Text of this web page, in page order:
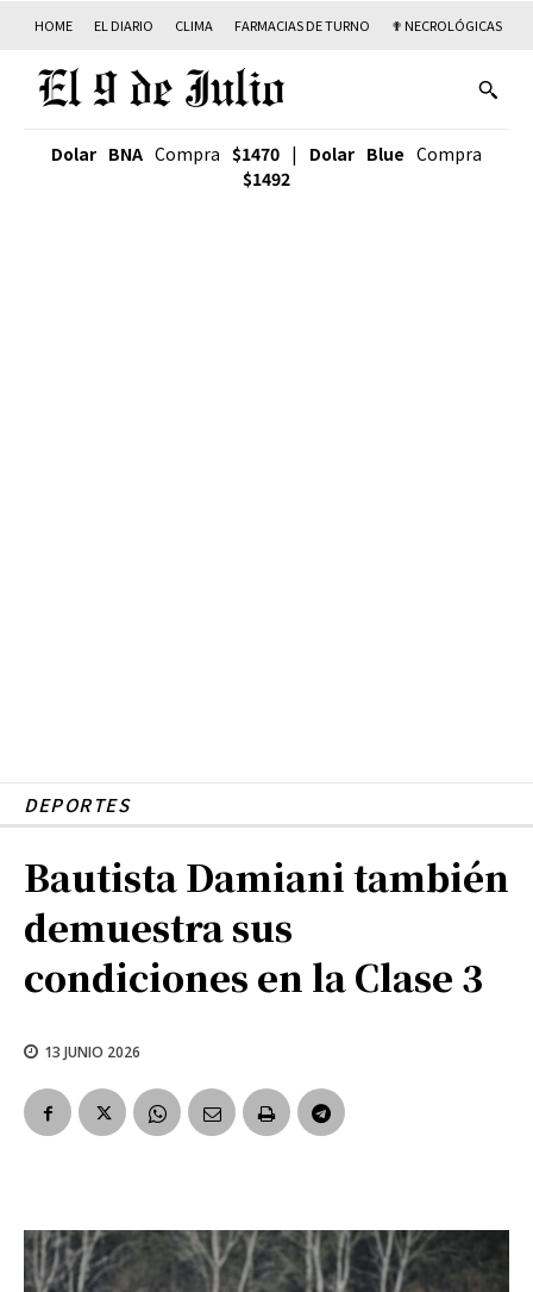
HOME EL DIARIO CLIMA FARMACIAS DE TURNO ✟ NECROLÓGICAS
Dolar BNA Compra $1470 | Dolar Blue Compra
$1492
DEPORTES
Bautista Damiani también
demuestra sus
condiciones en la Clase 3
13 JUNIO 2026